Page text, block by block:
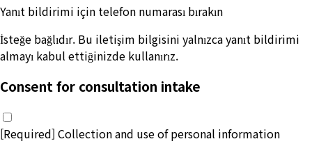
Yanıt bildirimi için telefon numarası bırakın
İsteğe bağlıdır. Bu iletişim bilgisini yalnızca yanıt bildirimi
almayı kabul ettiğinizde kullanırız.
Consent for consultation intake
[Required] Collection and use of personal information